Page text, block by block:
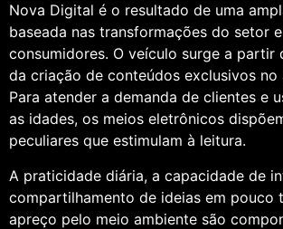
Nova Digital é o resultado de uma
baseada nas transformações do setor
consumidores. O veículo surge a partir
da criação de conteúdos exclusivos no
Para atender a demanda de clientes e
as idades, os meios eletrônicos
peculiares que estimulam à leitura.
A praticidade diária, a capacidade de
compartilhamento de ideias em pouco
apreço pelo meio ambiente são